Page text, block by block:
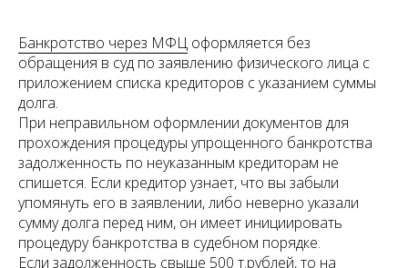
Банкротство через МФЦ оформляется без
обращения в суд по заявлению физического лица с
приложением списка кредиторов с указанием суммы
долга.
При неправильном оформлении документов для
прохождения процедуры упрощенного банкротства
задолженность по неуказанным кредиторам не
спишется. Если кредитор узнает, что вы забыли
упомянуть его в заявлении, либо неверно указали
сумму долга перед ним, он имеет инициировать
процедуру банкротства в судебном порядке.
Если задолженность свыше 500 т.рублей, то на